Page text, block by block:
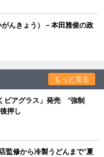
んきょう）－本田雅俊の政
もっと見る
ビアグラス」発売 “強制
押し
監修から冷製うどんまで“夏